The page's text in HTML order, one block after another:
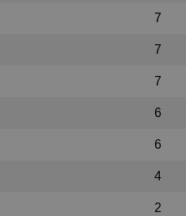
7
7
7
6
6
4
2